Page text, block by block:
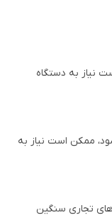
نیاز به دستگاه
ممکن است نیاز به
تجاری سنگین